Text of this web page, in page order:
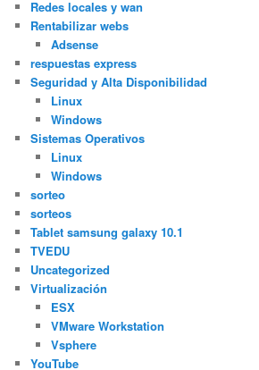
Redes locales y wan
Rentabilizar webs
Adsense
respuestas express
Seguridad y Alta Disponibilidad
Linux
Windows
Sistemas Operativos
Linux
Windows
sorteo
sorteos
Tablet samsung galaxy 10.1
TVEDU
Uncategorized
Virtualización
ESX
VMware Workstation
Vsphere
YouTube